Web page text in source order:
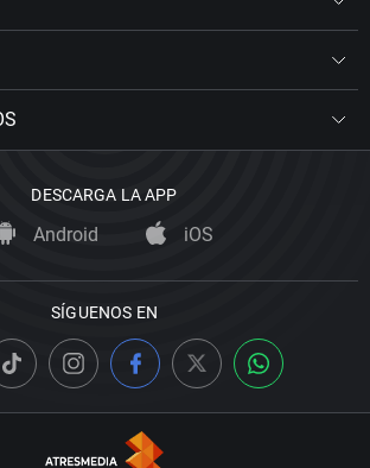
DESCARGA LA APP
Android iOS
SÍGUENOS EN